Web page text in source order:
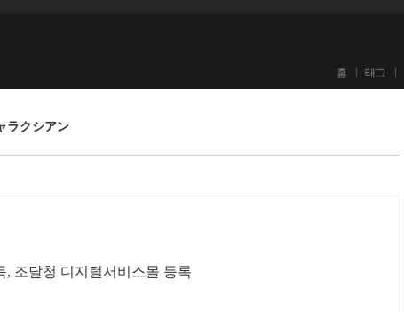
홈 태그
ラクシアン
, 조달청 디지털서비스몰 등록